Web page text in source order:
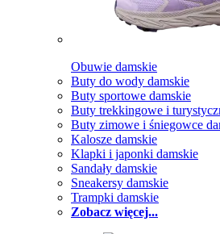
Obuwie damskie
Buty do wody damskie
Buty sportowe damskie
Buty trekkingowe i
Buty zimowe i śniegowce
Kalosze damskie
Klapki i japonki damskie
Sandały damskie
Sneakersy damskie
Trampki damskie
Zobacz więcej...